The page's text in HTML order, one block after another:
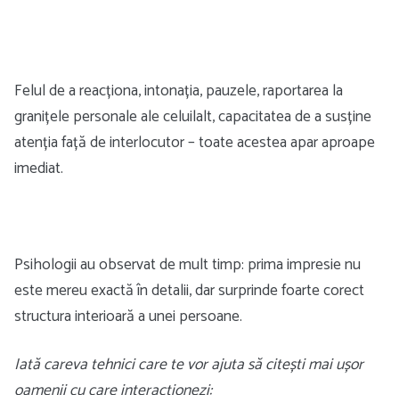
Felul de a reacționa, intonația, pauzele, raportarea la
granițele personale ale celuilalt, capacitatea de a susține
atenția față de interlocutor – toate acestea apar aproape
imediat.
Psihologii au observat de mult timp: prima impresie nu
este mereu exactă în detalii, dar surprinde foarte corect
structura interioară a unei persoane.
Iată careva tehnici care te vor ajuta să citești mai ușor